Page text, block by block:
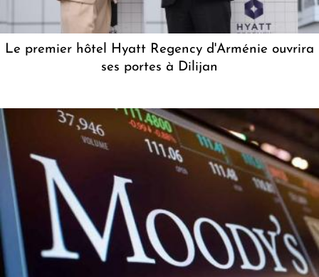
Le premier hôtel Hyatt Regency d'Arménie ouvrira
ses portes à Dilijan